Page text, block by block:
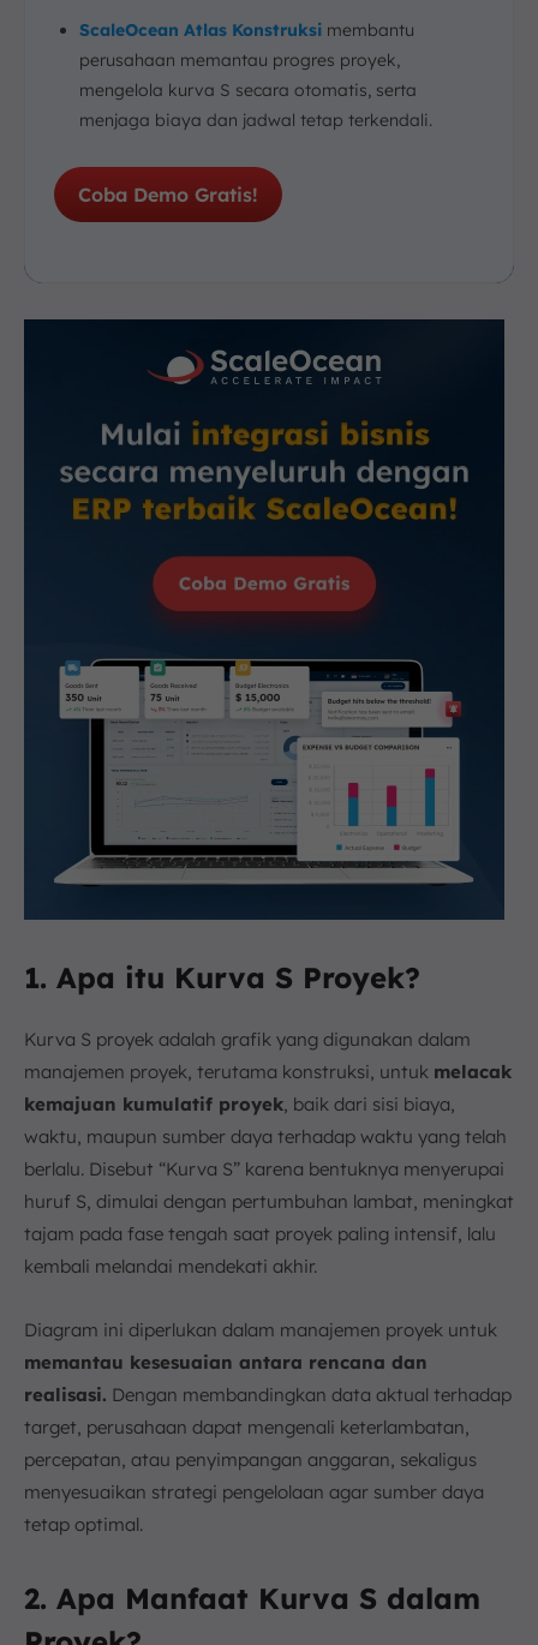
ScaleOcean Atlas Konstruksi membantu
perusahaan memantau progres proyek,
mengelola kurva S secara otomatis, serta
menjaga biaya dan jadwal tetap terkendali.
Coba Demo Gratis!
1. Apa itu Kurva S Proyek?
Kurva S proyek adalah grafik yang digunakan dalam
manajemen proyek, terutama konstruksi, untuk melacak
kemajuan kumulatif proyek, baik dari sisi biaya,
waktu, maupun sumber daya terhadap waktu yang telah
berlalu. Disebut “Kurva S” karena bentuknya menyerupai
huruf S, dimulai dengan pertumbuhan lambat, meningkat
tajam pada fase tengah saat proyek paling intensif, lalu
kembali melandai mendekati akhir.
Diagram ini diperlukan dalam manajemen proyek untuk
memantau kesesuaian antara rencana dan
realisasi. Dengan membandingkan data aktual terhadap
target, perusahaan dapat mengenali keterlambatan,
percepatan, atau penyimpangan anggaran, sekaligus
menyesuaikan strategi pengelolaan agar sumber daya
tetap optimal.
2. Apa Manfaat Kurva S dalam